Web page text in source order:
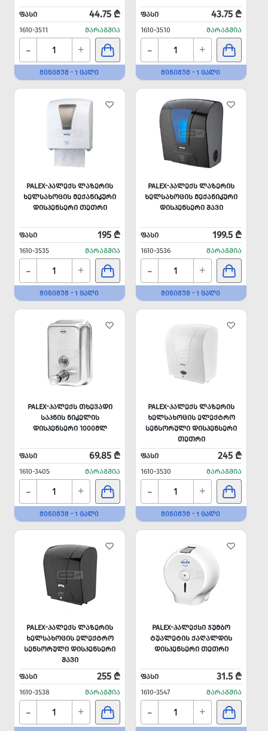
ᲤᲐᲡᲘ 44.75 ₾
1610-3511 ᲛᲐᲠᲐᲒᲨᲘᲐ
- +
ᲛᲘᲜᲘᲛᲣᲛ - 1 ᲪᲐᲚᲘ
ᲤᲐᲡᲘ 43.75 ₾
1610-3510 ᲛᲐᲠᲐᲒᲨᲘᲐ
- +
ᲛᲘᲜᲘᲛᲣᲛ - 1 ᲪᲐᲚᲘ
PALEX-ᲞᲐᲚᲔᲥᲡ ᲚᲐᲖᲔᲠᲘᲡ
ᲮᲔᲚᲡᲐᲮᲝᲪᲘᲡ ᲛᲔᲥᲐᲜᲘᲙᲣᲠᲘ
ᲓᲘᲡᲞᲔᲜᲡᲔᲠᲘ ᲗᲔᲗᲠᲘ
ᲤᲐᲡᲘ 195 ₾
1610-3535 ᲛᲐᲠᲐᲒᲨᲘᲐ
- +
ᲛᲘᲜᲘᲛᲣᲛ - 1 ᲪᲐᲚᲘ
PALEX-ᲞᲐᲚᲔᲥᲡ ᲚᲐᲖᲔᲠᲘᲡ
ᲮᲔᲚᲡᲐᲮᲝᲪᲘᲡ ᲛᲔᲥᲐᲜᲘᲙᲣᲠᲘ
ᲓᲘᲡᲞᲔᲜᲡᲔᲠᲘ ᲨᲐᲕᲘ
ᲤᲐᲡᲘ 199.5 ₾
1610-3536 ᲛᲐᲠᲐᲒᲨᲘᲐ
- +
ᲛᲘᲜᲘᲛᲣᲛ - 1 ᲪᲐᲚᲘ
PALEX-ᲞᲐᲚᲔᲥᲡ ᲗᲮᲔᲕᲐᲓᲘ
ᲡᲐᲞᲜᲘᲡ ᲜᲘᲙᲔᲚᲘᲡ
ᲓᲘᲡᲞᲔᲜᲡᲔᲠᲘ 1000ᲛᲚ
ᲤᲐᲡᲘ 69.85 ₾
1610-3405 ᲛᲐᲠᲐᲒᲨᲘᲐ
- +
ᲛᲘᲜᲘᲛᲣᲛ - 1 ᲪᲐᲚᲘ
PALEX-ᲞᲐᲚᲔᲥᲡ ᲚᲐᲖᲔᲠᲘᲡ
ᲮᲔᲚᲡᲐᲮᲝᲪᲘᲡ ᲔᲚᲔᲥᲢᲠᲝ
ᲡᲔᲜᲡᲝᲠᲣᲚᲘ ᲓᲘᲡᲞᲔᲜᲡᲔᲠᲘ
ᲗᲔᲗᲠᲘ
ᲤᲐᲡᲘ
245 ₾
1610-3530 ᲛᲐᲠᲐᲒᲨᲘᲐ
- +
ᲛᲘᲜᲘᲛᲣᲛ - 1 ᲪᲐᲚᲘ
PALEX-ᲞᲐᲚᲔᲥᲡ ᲚᲐᲖᲔᲠᲘᲡ
ᲮᲔᲚᲡᲐᲮᲝᲪᲘᲡ ᲔᲚᲔᲥᲢᲠᲝ
ᲡᲔᲜᲡᲝᲠᲣᲚᲘ ᲓᲘᲡᲞᲔᲜᲡᲔᲠᲘ
ᲨᲐᲕᲘ
ᲤᲐᲡᲘ
255 ₾
1610-3538 ᲛᲐᲠᲐᲒᲨᲘᲐ
- +
PALEX-ᲞᲐᲚᲔᲥᲡᲘ ᲯᲣᲛᲑᲝ
ᲢᲣᲐᲚᲔᲢᲘᲡ ᲥᲐᲦᲐᲚᲓᲘᲡ
ᲓᲘᲡᲞᲔᲜᲡᲔᲠᲘ ᲗᲔᲗᲠᲘ
ᲤᲐᲡᲘ 31.5 ₾
1610-3547 ᲛᲐᲠᲐᲒᲨᲘᲐ
- +